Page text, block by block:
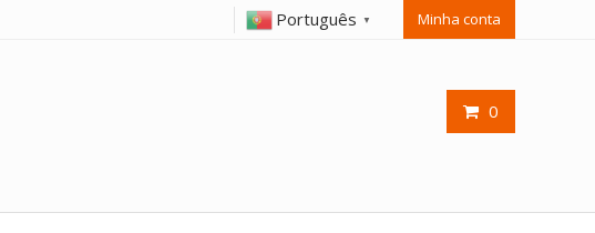
Português ▼ Minha conta
0